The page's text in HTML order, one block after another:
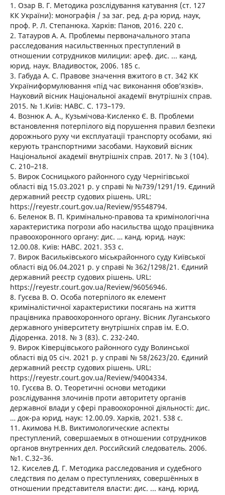
1. Озар В. Г. Методика розслідування катування (ст. 127
КК України): монографія / за заг. ред. д-ра юрид. наук,
проф. Р. Л. Степанюка. Харків: Панов, 2016. 220 с.
2. Татауров А. А. Проблемы первоначального этапа
расследования насильственных преступлений в
отношении сотрудников милиции: ареф. дис. ... канд.
юрид. наук. Владивосток, 2006. 185 с.
3. Габуда А. С. Правове значення вжитого в ст. 342 КК
Україниформулювання «під час виконання обов’язків».
Науковий вісник Національної академії внутрішніх справ.
2015. № 1.Київ: НАВС. С. 173–179.
4. Вознюк А. А., Кузьмічова-Кисленко Є. В. Проблеми
встановлення потерпілого від порушення правил безпеки
дорожнього руху чи експлуатації транспорту особами, які
керують транспортними засобами. Науковий вісник
Національної академії внутрішніх справ. 2017. № 3 (104).
С. 210–218.
5. Вирок Сосницького районного суду Чернігівської
області від 15.03.2021 р. у справі № №739/1291/19. Єдиний
державний реєстр судових рішень. URL:
https://reyestr.court.gov.ua/Review/95548794.
6. Беленок В. П. Кримінально-правова та кримінологічна
характеристика погрози або насильства щодо працівника
правоохоронного органу: дис. … канд. юрид. наук:
12.00.08. Київ: НАВС. 2021. 353 с.
7. Вирок Васильківського міськрайонного суду Київської
області від 06.04.2021 р. у справі № 362/1298/21. Єдиний
державний реєстр судових рішень. URL:
https://reyestr.court.gov.ua/Review/96056946.
8. Гусєва В. О. Особа потерпілого як елемент
криміналістичної характеристики посягань на життя
працівника правоохоронного органу. Вісник Луганського
державного університету внутрішніх справ ім. Е.О.
Дідоренка. 2018. № 3 (83). С. 232-240.
9. Вирок Ківерцівського районного суду Волинської
області від 05 січ. 2021 р. у справі № 58/2623/20. Єдиний
державний реєстр судових рішень. URL:
https://reyestr.court.gov.ua/Review/94004334.
10. Гусєва В. О. Теоретичні основи методики
розслідування злочинів проти авторитету органів
державної влади у сфері правоохоронної діяльності: дис.
… док-ра юрид. наук: 12.00.09. Харків, 2021. 538 с.
11. Акимова Н.В. Виктимологические аспекты
преступлений, совершаемых в отношении сотрудников
органов внутренних дел. Российский следователь. 2006.
№1. С.32–36.
12. Киселев Д. Г. Методика расследования и судебного
следствия по делам о преступлениях, совершённых в
отношении представителя власти: дис. ... канд. юрид.